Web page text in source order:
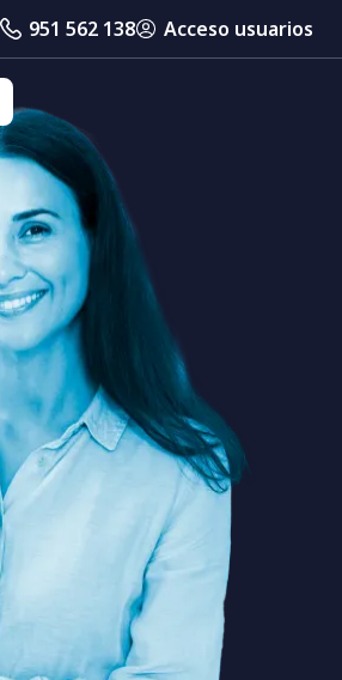
951 562 138 Acceso usuarios